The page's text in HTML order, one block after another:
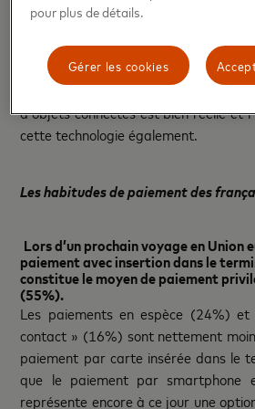
voiture. L’utilisation est par ailleurs
chacun de ces supports, seuls 5%
procédé à des achats grâce à ceux-
évoluer puisque l’augmentation
d’objets connectés est bien réelle et
cette technologie également.
Les habitudes de paiement des
Lors d’un prochain voyage en Union
paiement avec insertion dans le
constitue le moyen de paiement
(55%).
Les paiements en espèce (24%)
contact » (16%) sont nettement
paiement par carte insérée dans le
que le paiement par smartphone
représente encore à ce jour une
pour plus de détails.
Gérer les cookies